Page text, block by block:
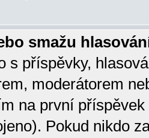
smažu
s příspěvky,
moderátorem
na první
Pokud nikdo